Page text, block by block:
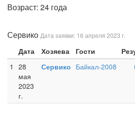
Возраст: 24 года
Сервико Дата заявки: 16 апреля 2023 г.
Дата Хозяева Гости
1
28
мая
2023
г.
Сервико Байкал-2008